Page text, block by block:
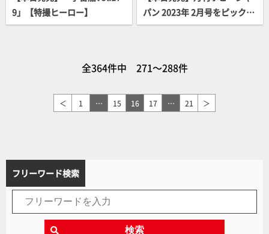
9」【特撮ヒーロー】
パン 2023年 2月号をピックア
ップ！
全364件中 271～288件
＜ 1 … 15 16 17 … 21 ＞
フリーワード検索
検索